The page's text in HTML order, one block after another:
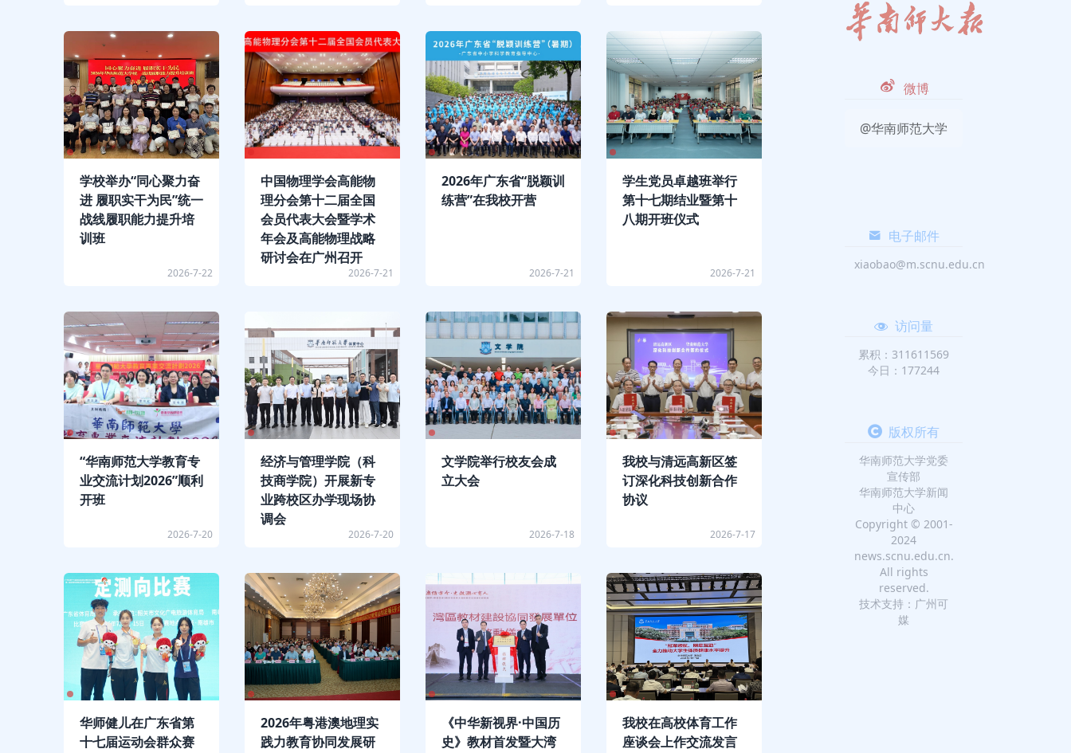
学校举办“同心聚力奋
进 履职实干为民”统一
战线履职能力提升培
训班
2026-7-22
中国物理学会高能物
理分会第十二届全国
会员代表大会暨学术
年会及高能物理战略
研讨会在广州召开
2026-7-21
2026年广东省“脱颖训
练营”在我校开营
2026-7-21
学生党员卓越班举行
第十七期结业暨第十
八期开班仪式
2026-7-21
“华南师范大学教育专
业交流计划2026”顺利
开班
2026-7-20
经济与管理学院（科
技商学院）开展新专
业跨校区办学现场协
调会
2026-7-20
文学院举行校友会成
立大会
2026-7-18
我校与清远高新区签
订深化科技创新合作
协议
2026-7-17
华师健儿在广东省第
十七届运动会群众赛
2026年粤港澳地理实
践力教育协同发展研
《中华新视界·中国历
史》教材首发暨大湾
我校在高校体育工作
座谈会上作交流发言
微博
@华南师范大学
电子邮件
xiaobao@m.scnu.edu.cn
访问量
累积：311611569
今日：177244
版权所有
华南师范大学党委
宣传部
华南师范大学新闻
中心
Copyright © 2001-
2024
news.scnu.edu.cn.
All rights
reserved.
技术支持：广州可
媒